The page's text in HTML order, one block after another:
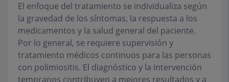
El enfoque del tratamiento se individualiza según
la gravedad de los síntomas, la respuesta a los
medicamentos y la salud general del paciente.
Por lo general, se requiere supervisión y
tratamiento médicos continuos para las personas
con polimiositis. El diagnóstico y la intervención
tempranos contribuyen a mejores resultados y a